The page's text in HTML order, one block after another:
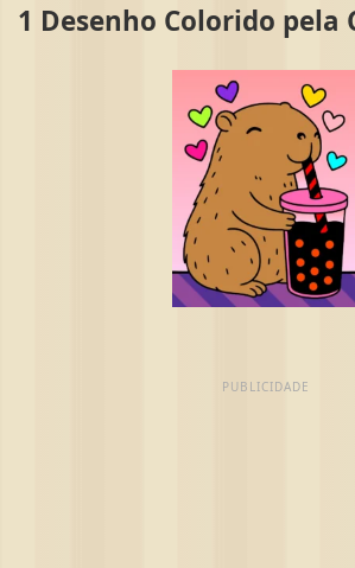
1 Desenho Colorido pela
PUBLICIDADE